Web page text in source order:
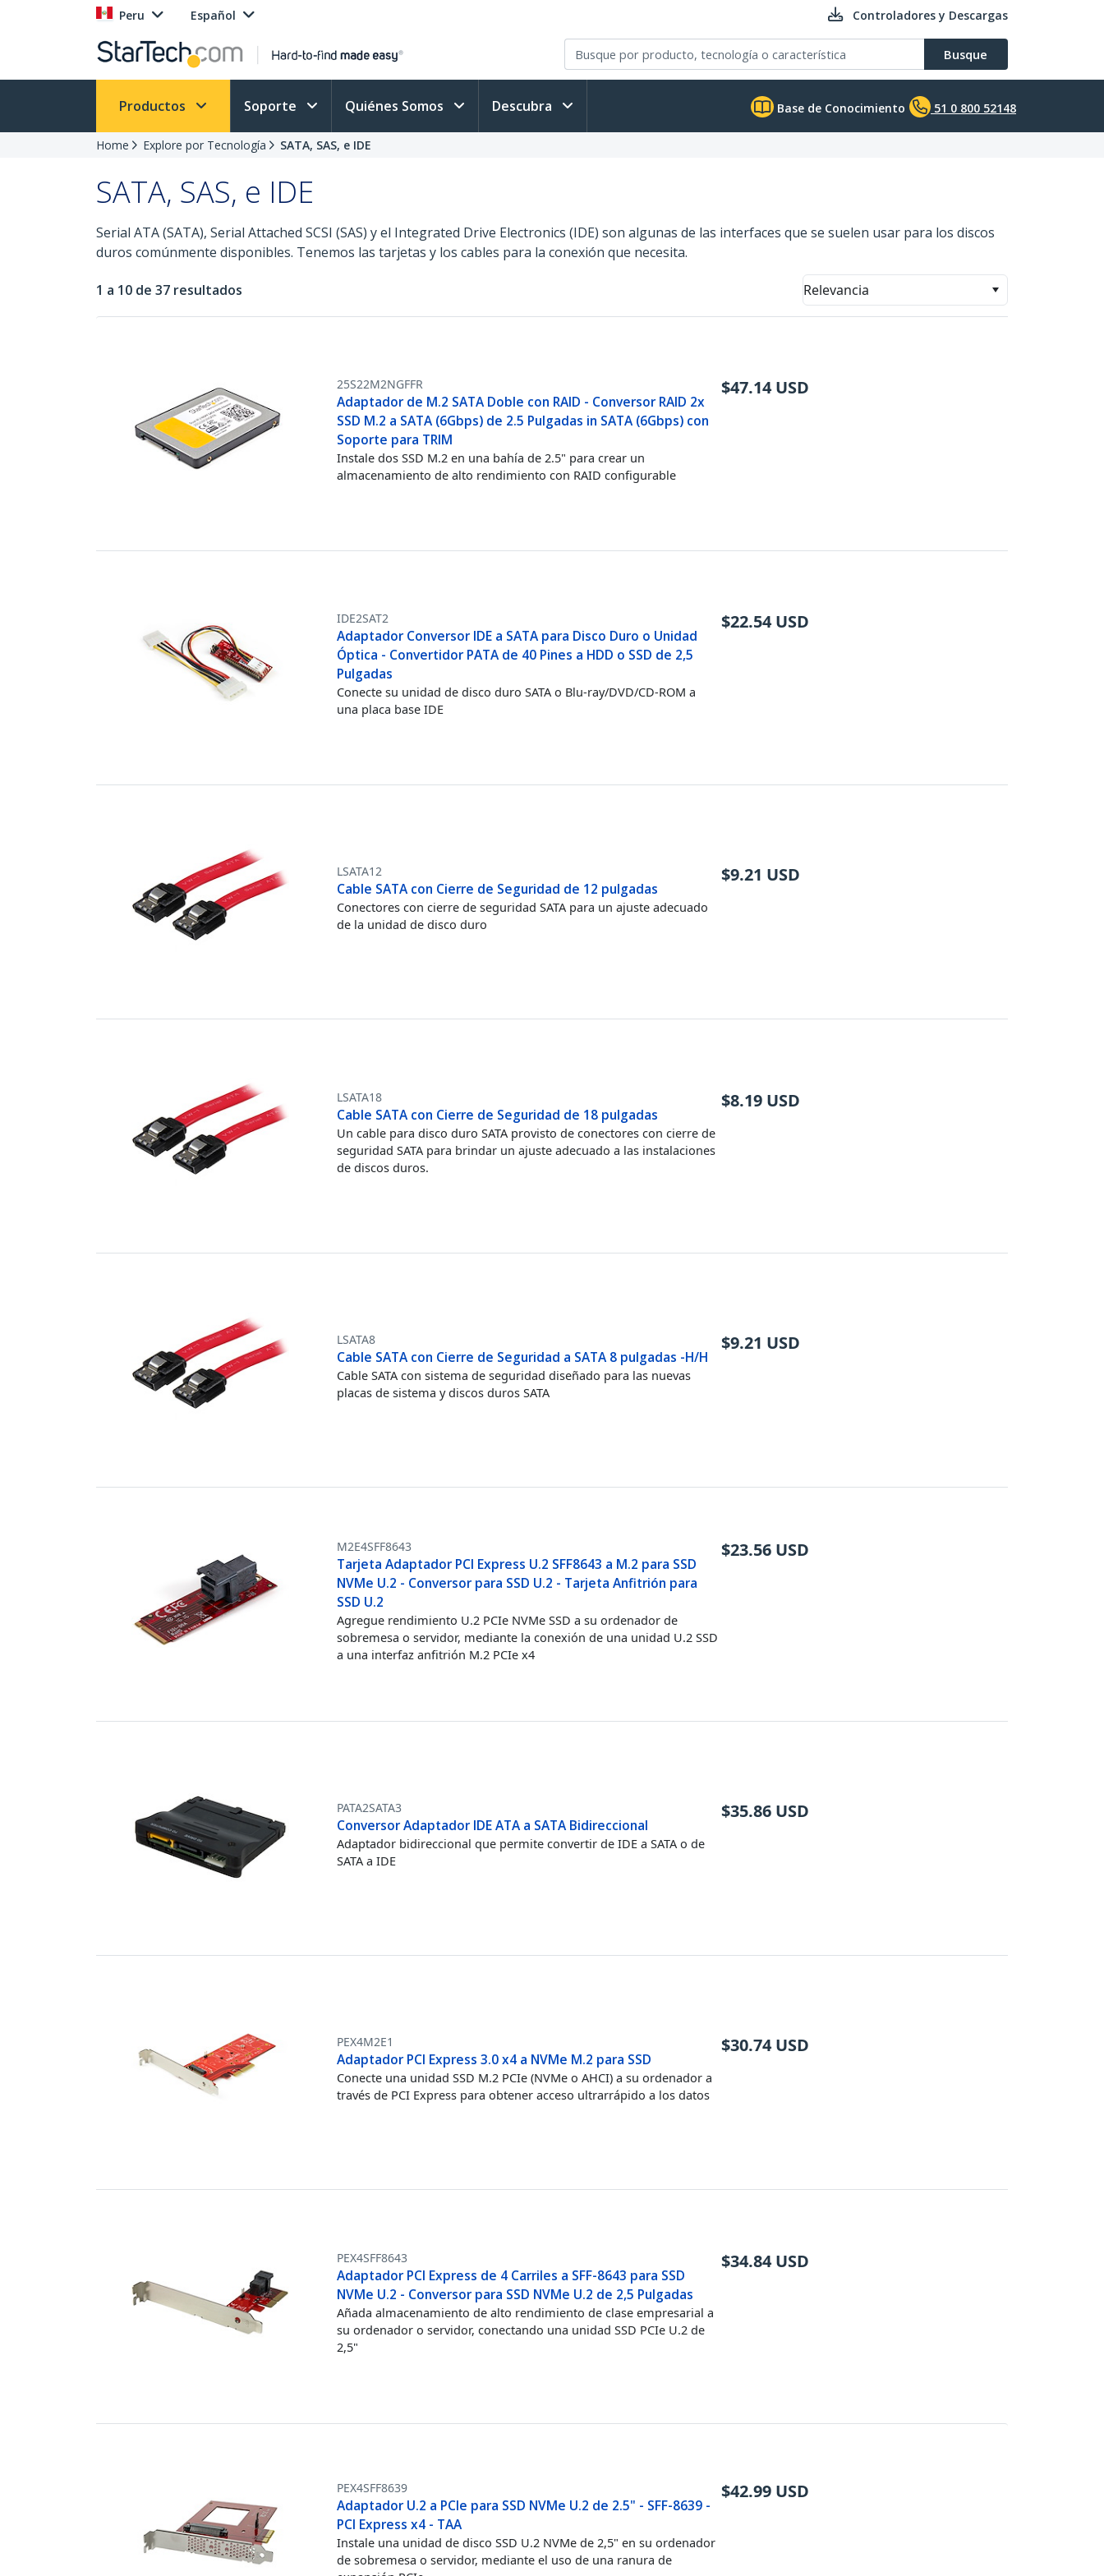
Peru Español Controladores y Descargas
Busque
Productos Soporte Quiénes Somos Descubra Base de Conocimiento 51 0 800 52148
Home Explore por Tecnología SATA, SAS, e IDE
SATA, SAS, e IDE
Serial ATA (SATA), Serial Attached SCSI (SAS) y el Integrated Drive Electronics (IDE) son algunas de las interfaces que se suelen usar para los discos
duros comúnmente disponibles. Tenemos las tarjetas y los cables para la conexión que necesita.
1 a 10 de 37 resultados Relevancia
25S22M2NGFFR
Adaptador de M.2 SATA Doble con RAID - Conversor RAID 2x
SSD M.2 a SATA (6Gbps) de 2.5 Pulgadas in SATA (6Gbps) con
Soporte para TRIM
Instale dos SSD M.2 en una bahía de 2.5" para crear un
almacenamiento de alto rendimiento con RAID configurable
$47.14 USD
IDE2SAT2
Adaptador Conversor IDE a SATA para Disco Duro o Unidad
Óptica - Convertidor PATA de 40 Pines a HDD o SSD de 2,5
Pulgadas
Conecte su unidad de disco duro SATA o Blu-ray/DVD/CD-ROM a
una placa base IDE
$22.54 USD
LSATA12
Cable SATA con Cierre de Seguridad de 12 pulgadas
Conectores con cierre de seguridad SATA para un ajuste adecuado
de la unidad de disco duro
$9.21 USD
LSATA18
Cable SATA con Cierre de Seguridad de 18 pulgadas
Un cable para disco duro SATA provisto de conectores con cierre de
seguridad SATA para brindar un ajuste adecuado a las instalaciones
de discos duros.
$8.19 USD
LSATA8
Cable SATA con Cierre de Seguridad a SATA 8 pulgadas -H/H
Cable SATA con sistema de seguridad diseñado para las nuevas
placas de sistema y discos duros SATA
$9.21 USD
M2E4SFF8643
Tarjeta Adaptador PCI Express U.2 SFF8643 a M.2 para SSD
NVMe U.2 - Conversor para SSD U.2 - Tarjeta Anfitrión para
SSD U.2
Agregue rendimiento U.2 PCIe NVMe SSD a su ordenador de
sobremesa o servidor, mediante la conexión de una unidad U.2 SSD
a una interfaz anfitrión M.2 PCIe x4
$23.56 USD
PATA2SATA3
Conversor Adaptador IDE ATA a SATA Bidireccional
Adaptador bidireccional que permite convertir de IDE a SATA o de
SATA a IDE
$35.86 USD
PEX4M2E1
Adaptador PCI Express 3.0 x4 a NVMe M.2 para SSD
Conecte una unidad SSD M.2 PCIe (NVMe o AHCI) a su ordenador a
través de PCI Express para obtener acceso ultrarrápido a los datos
$30.74 USD
PEX4SFF8643
Adaptador PCI Express de 4 Carriles a SFF-8643 para SSD
NVMe U.2 - Conversor para SSD NVMe U.2 de 2,5 Pulgadas
Añada almacenamiento de alto rendimiento de clase empresarial a
su ordenador o servidor, conectando una unidad SSD PCIe U.2 de
2,5"
$34.84 USD
PEX4SFF8639
Adaptador U.2 a PCIe para SSD NVMe U.2 de 2.5" - SFF-8639 -
PCI Express x4 - TAA
Instale una unidad de disco SSD U.2 NVMe de 2,5" en su ordenador
de sobremesa o servidor, mediante el uso de una ranura de
$42.99 USD